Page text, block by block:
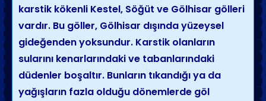
karstik kökenli Kestel, Söğüt ve Gölhisar gölleri
vardır. Bu göller, Gölhisar dışında yüzeysel
gideğenden yoksundur. Karstik olanların
sularını kenarlarındaki ve tabanlarındaki
düdenler boşaltır. Bunların tıkandığı ya da
yağışların fazla olduğu dönemlerde göl